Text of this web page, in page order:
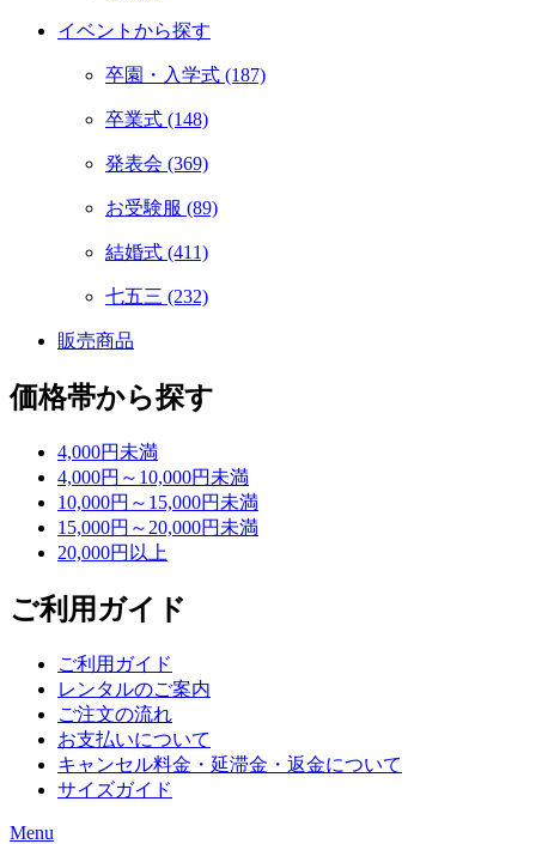
イベントから探す
卒園・入学式 (187)
卒業式 (148)
発表会 (369)
お受験服 (89)
結婚式 (411)
七五三 (232)
販売商品
価格帯から探す
4,000円未満
4,000円～10,000円未満
10,000円～15,000円未満
15,000円～20,000円未満
20,000円以上
ご利用ガイド
ご利用ガイド
レンタルのご案内
ご注文の流れ
お支払いについて
キャンセル料金・延滞金・返金について
サイズガイド
Menu